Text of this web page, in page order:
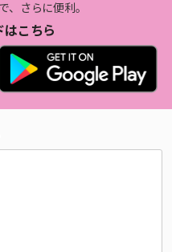
、さらに便利。
はこちら